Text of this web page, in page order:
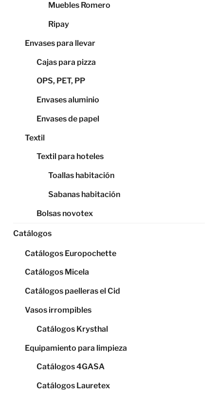
Muebles Romero
Ripay
Envases para llevar
Cajas para pizza
OPS, PET, PP
Envases aluminio
Envases de papel
Textil
Textil para hoteles
Toallas habitación
Sabanas habitación
Bolsas novotex
Catálogos
Catálogos Europochette
Catálogos Micela
Catálogos paelleras el Cid
Vasos irrompibles
Catálogos Krysthal
Equipamiento para limpieza
Catálogos 4GASA
Catálogos Lauretex